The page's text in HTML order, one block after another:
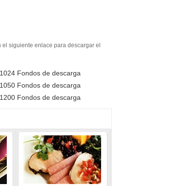
el siguiente enlace para descargar el
Fondos de descarga
Fondos de descarga
Fondos de descarga